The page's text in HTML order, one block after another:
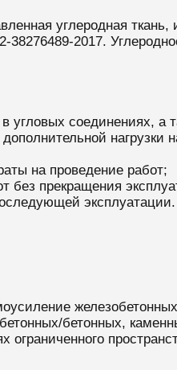
углеродная
38276489-2017.
соединениях, а
нагрузки
на проведение работ;
без прекращения
эксплуатации.
бетонных,